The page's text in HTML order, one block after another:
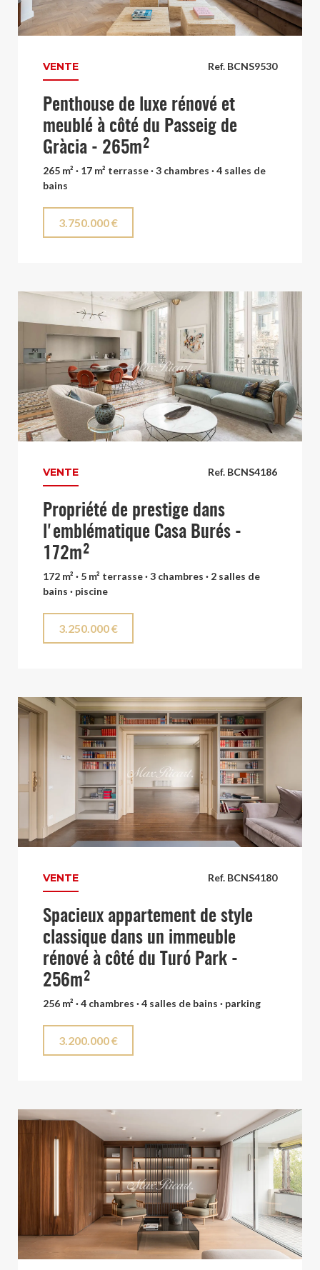
Ref. BCNS9530
VENTE
Penthouse de luxe rénové et
meublé à côté du Passeig de
Gràcia - 265m²
265 m² · 17 m² terrasse · 3 chambres · 4 salles de
bains
3.750.000 €
Ref. BCNS4186
VENTE
Propriété de prestige dans
l'emblématique Casa Burés -
172m²
172 m² · 5 m² terrasse · 3 chambres · 2 salles de
bains · piscine
3.250.000 €
Ref. BCNS4180
VENTE
Spacieux appartement de style
classique dans un immeuble
rénové à côté du Turó Park -
256m²
256 m² · 4 chambres · 4 salles de bains · parking
3.200.000 €